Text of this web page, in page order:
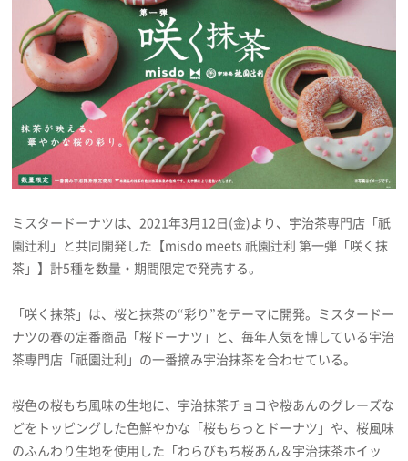
プレゼント
インタビュー
フィルム
Emoメン
ランキング
Emo!miuとは？
免責事項
プライバシーポリシー
利用規約
ミスタードーナツは、2021年3月12日(金)より、宇治茶専門店「祇
園辻利」と共同開発した【misdo meets 祇園辻利 第一弾「咲く抹
茶」】計5種を数量・期間限定で発売する。
「咲く抹茶」は、桜と抹茶の“彩り”をテーマに開発。ミスタードー
ナツの春の定番商品「桜ドーナツ」と、毎年人気を博している宇治
茶専門店「祇園辻利」の一番摘み宇治抹茶を合わせている。
桜色の桜もち風味の生地に、宇治抹茶チョコや桜あんのグレーズな
どをトッピングした色鮮やかな「桜もちっとドーナツ」や、桜風味
のふんわり生地を使用した「わらびもち桜あん＆宇治抹茶ホイッ